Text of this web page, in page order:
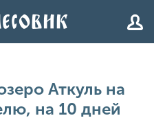
Аткуль на
на 10 дней